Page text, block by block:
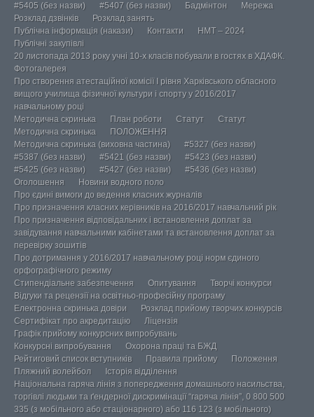
#5405 (без назви)
#5407 (без назви) Бадмінтон
Мережа
Розклад дзвінків
Розклад занять
Публічна інформація (накази)
Контакти
НМТ – 2024
Публічні закупівлі
20 листопада 2013 року учні 10-х класів побували в гостях в ХДАФК.
Фотогалерея
Про створення атестаційної комісії І рівня Харківського обласного
вищого училища фізичної культури і спорту у 2016/2017
навчальному році
Методична скринька
План роботи Статут
Статут
Методична скринька
ПОЛОЖЕННЯ
Методична скринька (виховна частина)
#5327 (без назви)
#5387 (без назви)
#5421 (без назви)
#5423 (без назви)
#5425 (без назви)
#5427 (без назви)
#5436 (без назви)
Оголошення
Новини водного поло
Про єдині вимоги до ведення класних журналів
Про призначення класних керівників на 2016/2017 навчальний рік
Про призначення відповідальних і встановлення доплат за
завідування навчальними кабінетами та встановлення доплат за
перевірку зошитів
Про дотримання у 2016/2017 навчальному році норм єдиного
орфографічного режиму
Стипендіальне забезпечення
Опитування
Творчі конкурси
Відгуки та рецензії на освітньо-професійну програму
Електронна скринька довіри
Розклад прийому творчих конкурсів
Сертифікат про акредитацію
Ліцензія
Графік прийому конкурсних випробувань
Конкурсні випробування
Охорона праці та БЖД
Рейтиговий список вступників
Правила прийому
Положення
Пляжний волейбол
Історія відділення
Національна гаряча лінія з попередження домашнього насильства,
торгівлі людьми та ґендерної дискримінації “гаряча лінія”, 0 800 500
335 (з мобільного або стаціонарного) або 116 123 (з мобільного)